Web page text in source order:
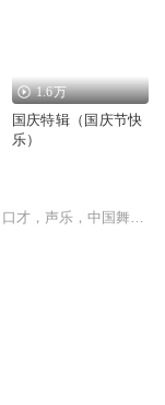
1.6万
国庆特辑（国庆节快
乐）